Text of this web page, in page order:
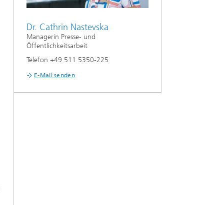
Dr. Cathrin Nastevska
Managerin Presse- und
Öffentlichkeitsarbeit
Telefon +49 511 5350-225
E-Mail senden